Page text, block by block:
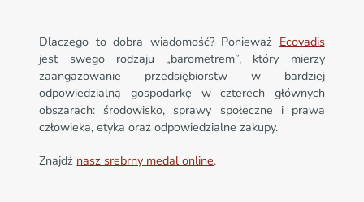
Dlaczego to dobra wiadomość? Ponieważ Ecovadis
jest swego rodzaju „barometrem”, który mierzy
zaangażowanie przedsiębiorstw w bardziej
odpowiedzialną gospodarkę w czterech głównych
obszarach: środowisko, sprawy społeczne i prawa
człowieka, etyka oraz odpowiedzialne zakupy.
Znajdź nasz srebrny medal online.